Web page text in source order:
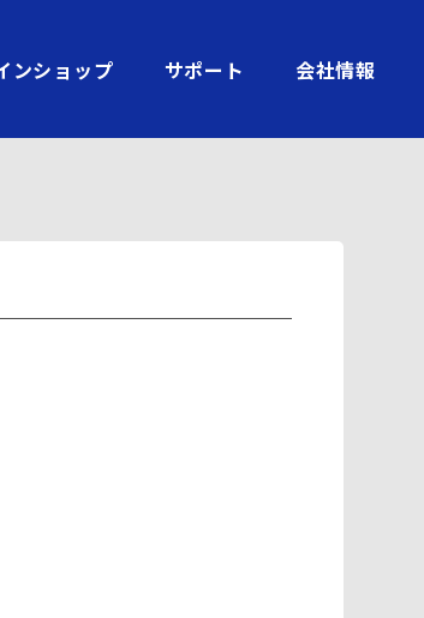
ンショップ サポート 会社情報